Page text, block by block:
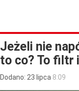
Jeżeli nie
to co? To filtr
Dodano: 23 lipca 8:09